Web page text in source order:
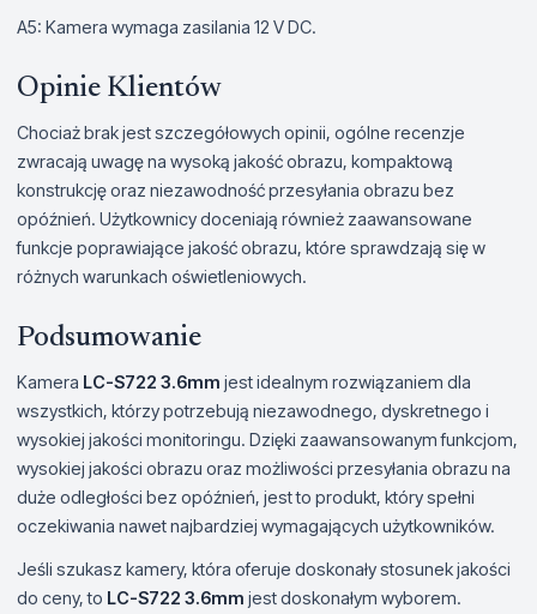
A5: Kamera wymaga zasilania 12 V DC.
Opinie Klientów
Chociaż brak jest szczegółowych opinii, ogólne recenzje
zwracają uwagę na wysoką jakość obrazu, kompaktową
konstrukcję oraz niezawodność przesyłania obrazu bez
opóźnień. Użytkownicy doceniają również zaawansowane
funkcje poprawiające jakość obrazu, które sprawdzają się w
różnych warunkach oświetleniowych.
Podsumowanie
Kamera LC-S722 3.6mm jest idealnym rozwiązaniem dla
wszystkich, którzy potrzebują niezawodnego, dyskretnego i
wysokiej jakości monitoringu. Dzięki zaawansowanym funkcjom,
wysokiej jakości obrazu oraz możliwości przesyłania obrazu na
duże odległości bez opóźnień, jest to produkt, który spełni
oczekiwania nawet najbardziej wymagających użytkowników.
Jeśli szukasz kamery, która oferuje doskonały stosunek jakości
do ceny, to LC-S722 3.6mm jest doskonałym wyborem.